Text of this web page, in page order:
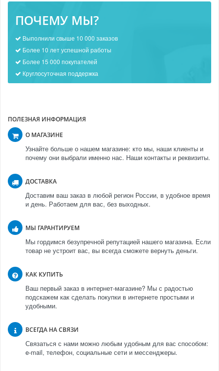
ПОЧЕМУ МЫ?
Выполнили свыше 10 000 заказов
Более 10 лет успешной работы
Более 15 000 покупателей
Круглосуточная поддержка
ПОЛЕЗНАЯ ИНФОРМАЦИЯ
О МАГАЗИНЕ
Узнайте больше о нашем магазине: кто мы, наши клиенты и
почему они выбрали именно нас. Наши контакты и реквизиты.
ДОСТАВКА
Доставим ваш заказ в любой регион России, в удобное время
и день. Работаем для вас, без выходных.
МЫ ГАРАНТИРУЕМ
Мы гордимся безупречной репутацией нашего магазина. Если
товар не устроит вас, вы всегда сможете вернуть деньги.
КАК КУПИТЬ
Ваш первый заказ в интернет-магазине? Мы с радостью
подскажем как сделать покупки в интернете простыми и
удобными.
ВСЕГДА НА СВЯЗИ
Связаться с нами можно любым удобным для вас способом:
e-mail, телефон, социальные сети и мессенджеры.